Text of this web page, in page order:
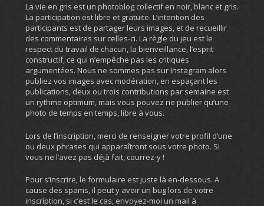
La vie en gris est un photoblog collectif en noir, blanc et gris.
La participation est libre et gratuite. L’intention des
participants est de partager leurs images, et de recueillir
des commentaires sur celles-ci. La règle du jeu est le
respect du travail de chacun, la bienveillance, l’esprit
constructif, ce qui n’empêche pas les critiques
argumentées. Nous ne sommes pas sur Instagram alors
publiez vos images avec modération, en espaçant les
publications, deux ou trois contributions par semaine est
un rythme optimum, mais vous pouvez ne publier qu’une
photo de temps en temps, libre à vous.
Lors de l’inscription, merci de renseigner votre profil d’une
ou deux phrases qui apparaîtront sous votre photo. Si
vous ne l’avez pas déjà fait, courrez-y !
Pour s’inscrire, le formulaire est juste là en-dessous. A
cause des spams, il peut y avoir un bug lors de votre
inscription, si c’est le cas, envoyez-moi un mail à